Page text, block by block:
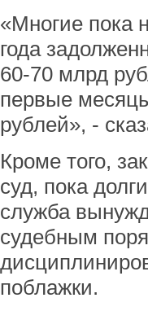
«Многие пока
года
60-70 млрд
первые
рублей», -
Кроме того,
суд, пока
служба
судебным
поблажки.